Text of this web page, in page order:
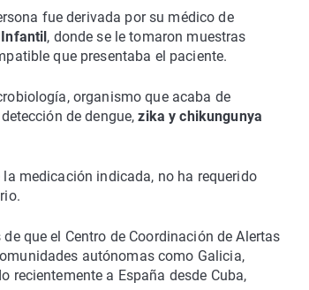
fue derivada por su médico de
, donde se le tomaron muestras
que presentaba el paciente.
organismo que acaba de
de dengue,zika y chikungunya
medicación indicada, no ha requerido
que el Centro de Coordinación de Alertas
autónomas como Galicia,
recientemente a España desde Cuba,